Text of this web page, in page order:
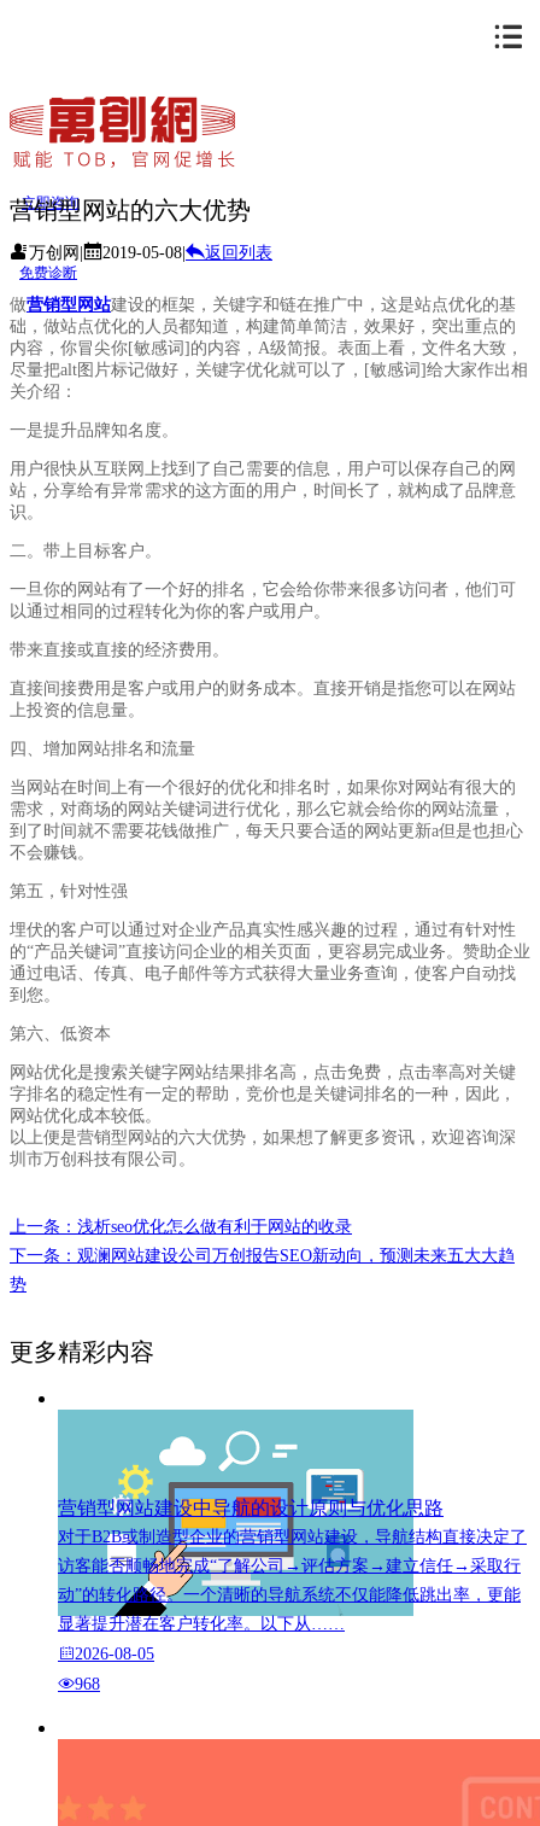
立即咨询
免费诊断
营销型网站的六大优势
万创网 2019-05-08 返回列表
做营销型网站建设的框架，关键字和链在推广中，这是站点优化的基
础，做站点优化的人员都知道，构建简单简洁，效果好，突出重点的
内容，你冒尖你[敏感词]的内容，A级简报。表面上看，文件名大致，
尽量把alt图片标记做好，关键字优化就可以了，[敏感词]给大家作出相
关介绍：
一是提升品牌知名度。
用户很快从互联网上找到了自己需要的信息，用户可以保存自己的网
站，分享给有异常需求的这方面的用户，时间长了，就构成了品牌意
识。
二。带上目标客户。
一旦你的网站有了一个好的排名，它会给你带来很多访问者，他们可
以通过相同的过程转化为你的客户或用户。
带来直接或直接的经济费用。
直接间接费用是客户或用户的财务成本。直接开销是指您可以在网站
上投资的信息量。
四、增加网站排名和流量
当网站在时间上有一个很好的优化和排名时，如果你对网站有很大的
需求，对商场的网站关键词进行优化，那么它就会给你的网站流量，
到了时间就不需要花钱做推广，每天只要合适的网站更新a但是也担心
不会赚钱。
第五，针对性强
埋伏的客户可以通过对企业产品真实性感兴趣的过程，通过有针对性
的“产品关键词”直接访问企业的相关页面，更容易完成业务。赞助企业
通过电话、传真、电子邮件等方式获得大量业务查询，使客户自动找
到您。
第六、低资本
网站优化是搜索关键字网站结果排名高，点击免费，点击率高对关键
字排名的稳定性有一定的帮助，竞价也是关键词排名的一种，因此，
网站优化成本较低。
以上便是营销型网站的六大优势，如果想了解更多资讯，欢迎咨询深
圳市万创科技有限公司。
上一条：浅析seo优化怎么做有利于网站的收录
下一条：观澜网站建设公司万创报告SEO新动向，预测未来五大大趋
势
更多精彩内容
营销型网站建设中导航的设计原则与优化思路
对于B2B或制造型企业的营销型网站建设，导航结构直接决定了
访客能否顺畅地完成“了解公司→评估方案→建立信任→采取行
动”的转化路径。一个清晰的导航系统不仅能降低跳出率，更能
显著提升潜在客户转化率。以下从……
2026-08-05
968